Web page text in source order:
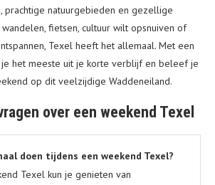
prachtige natuurgebieden en gezellige
fietsen, cultuur wilt opsnuiven of
Texel heeft het allemaal. Met een
het meeste uit je korte verblijf en beleef je
op dit veelzijdige Waddeneiland.
over een weekend Texel
doen tijdens een weekend Texel?
Texel kun je genieten van